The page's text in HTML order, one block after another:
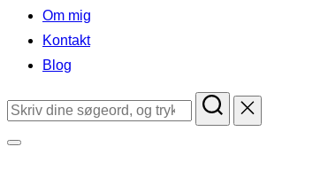
Om mig
Kontakt
Blog
Søg